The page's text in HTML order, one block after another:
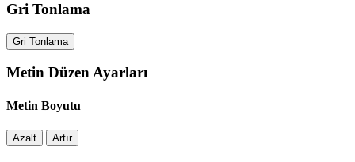
Gri Tonlama
Gri Tonlama
Metin Düzen Ayarları
Metin Boyutu
Azalt Artır